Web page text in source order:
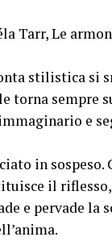
Tarr, Le
stilistica si
torna sempre
e
in sospeso.
il
e pervade la